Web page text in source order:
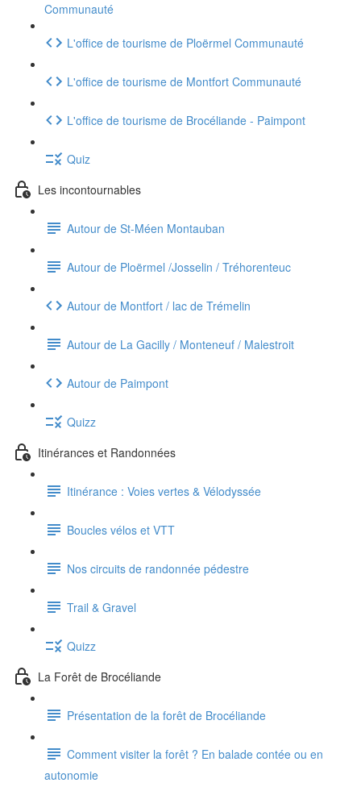
Communauté
L'office de tourisme de Ploërmel Communauté
L'office de tourisme de Montfort Communauté
L'office de tourisme de Brocéliande - Paimpont
Quiz
Les incontournables
Autour de St-Méen Montauban
Autour de Ploërmel /Josselin / Tréhorenteuc
Autour de Montfort / lac de Trémelin
Autour de La Gacilly / Monteneuf / Malestroit
Autour de Paimpont
Quizz
Itinérances et Randonnées
Itinérance : Voies vertes & Vélodyssée
Boucles vélos et VTT
Nos circuits de randonnée pédestre
Trail & Gravel
Quizz
La Forêt de Brocéliande
Présentation de la forêt de Brocéliande
Comment visiter la forêt ? En balade contée ou en
autonomie